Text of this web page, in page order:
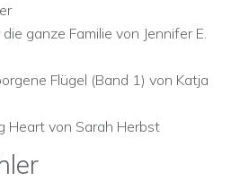
ganze Familie von Jennifer E.
Flügel (Band 1) von Katja
Heart von Sarah Herbst